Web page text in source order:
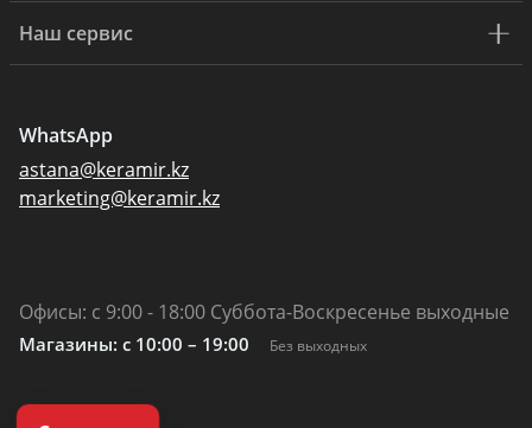
Наш сервис
WhatsApp
astana@keramir.kz
marketing@keramir.kz
Офисы: с 9:00 - 18:00 Суббота-Воскресенье выходные
Магазины: c 10:00 – 19:00 Без выходных